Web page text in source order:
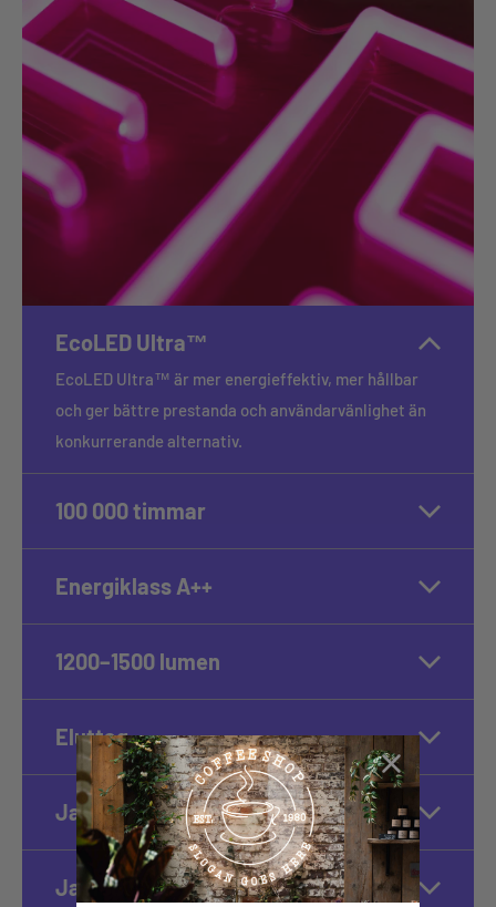
EcoLED Ultra™
EcoLED Ultra™ är mer energieffektiv, mer hållbar
och ger bättre prestanda och användarvänlighet än
konkurrerande alternativ.
100 000 timmar
Energiklass A++
1200–1500 lumen
Eluttag
Ja, dimbar
Ja, 100 % tyst